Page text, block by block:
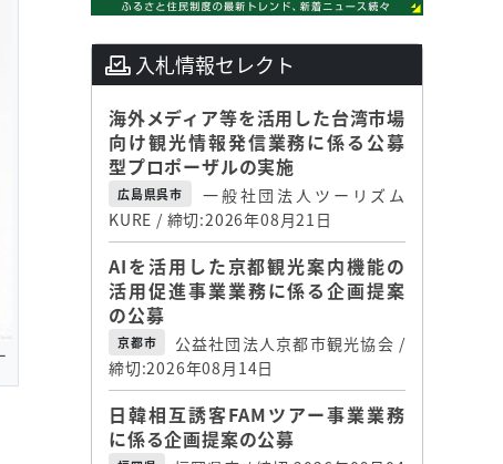
入札情報セレクト
海外メディア等を活用した台湾市場
向け観光情報発信業務に係る公募
型プロポーザルの実施
広島県呉市
一般社団法人ツーリズム
KURE / 締切:2026年08月21日
AIを活用した京都観光案内機能の
活用促進事業業務に係る企画提案
の公募
京都市
公益社団法人京都市観光協会 /
締切:2026年08月14日
日韓相互誘客FAMツアー事業業務
に係る企画提案の公募